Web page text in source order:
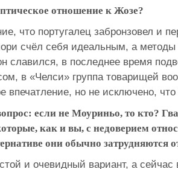
отношение к Жозе?
что португалец забронзовел и
счёл себя идеальным, а
славился, в последнее время
в «Челси» группа товарищей
впечатление, но не исключено,
если не Моуриньо, то кто?
как и вы, с недоверием
они обычно затрудняются
и очевидный вариант, а